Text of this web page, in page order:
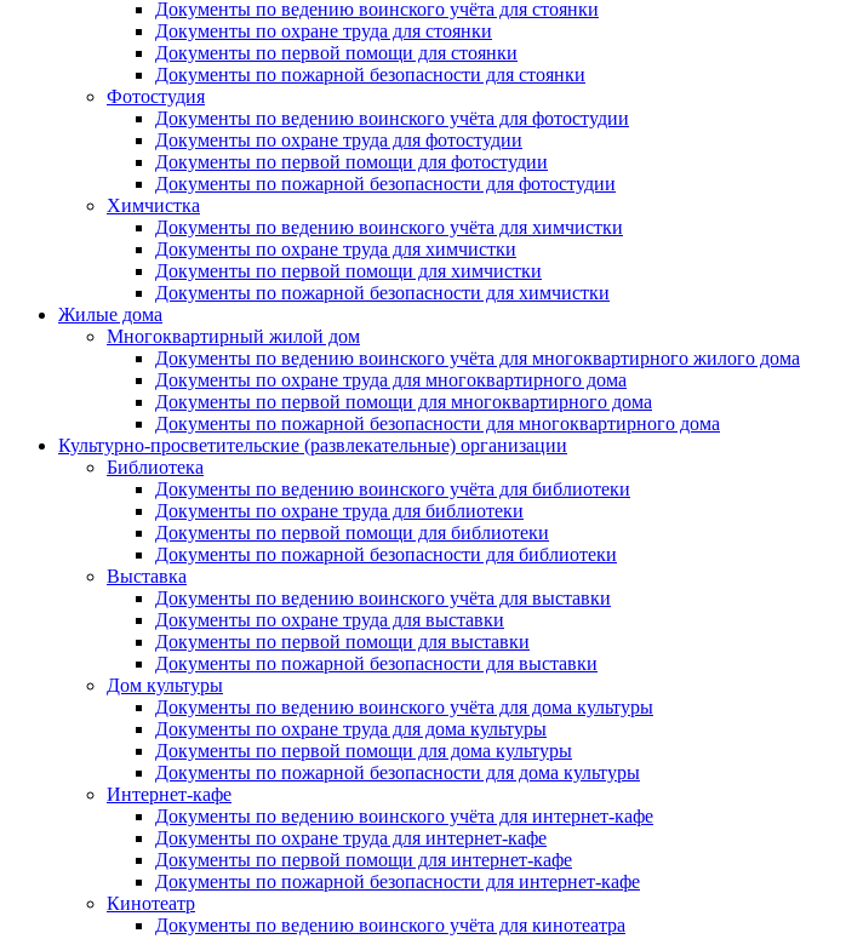
Документы по ведению воинского учёта для стоянки
Документы по охране труда для стоянки
Документы по первой помощи для стоянки
Документы по пожарной безопасности для стоянки
Фотостудия
Документы по ведению воинского учёта для фотостудии
Документы по охране труда для фотостудии
Документы по первой помощи для фотостудии
Документы по пожарной безопасности для фотостудии
Химчистка
Документы по ведению воинского учёта для химчистки
Документы по охране труда для химчистки
Документы по первой помощи для химчистки
Документы по пожарной безопасности для химчистки
Жилые дома
Многоквартирный жилой дом
Документы по ведению воинского учёта для многоквартирного жилого дома
Документы по охране труда для многоквартирного дома
Документы по первой помощи для многоквартирного дома
Документы по пожарной безопасности для многоквартирного дома
Культурно-просветительские (развлекательные) организации
Библиотека
Документы по ведению воинского учёта для библиотеки
Документы по охране труда для библиотеки
Документы по первой помощи для библиотеки
Документы по пожарной безопасности для библиотеки
Выставка
Документы по ведению воинского учёта для выставки
Документы по охране труда для выставки
Документы по первой помощи для выставки
Документы по пожарной безопасности для выставки
Дом культуры
Документы по ведению воинского учёта для дома культуры
Документы по охране труда для дома культуры
Документы по первой помощи для дома культуры
Документы по пожарной безопасности для дома культуры
Интернет-кафе
Документы по ведению воинского учёта для интернет-кафе
Документы по охране труда для интернет-кафе
Документы по первой помощи для интернет-кафе
Документы по пожарной безопасности для интернет-кафе
Кинотеатр
Документы по ведению воинского учёта для кинотеатра